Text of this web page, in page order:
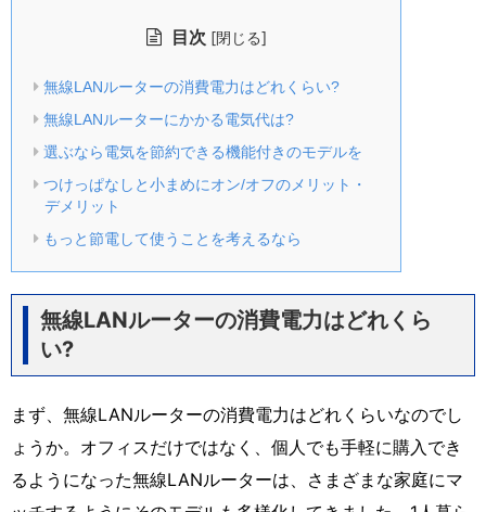
目次 [閉じる]
無線LANルーターの消費電力はどれくらい?
無線LANルーターにかかる電気代は?
選ぶなら電気を節約できる機能付きのモデルを
つけっぱなしと小まめにオン/オフのメリット・
デメリット
もっと節電して使うことを考えるなら
無線LANルーターの消費電力はどれくら
い?
まず、無線LANルーターの消費電力はどれくらいなのでし
ょうか。オフィスだけではなく、個人でも手軽に購入でき
るようになった無線LANルーターは、さまざまな家庭にマ